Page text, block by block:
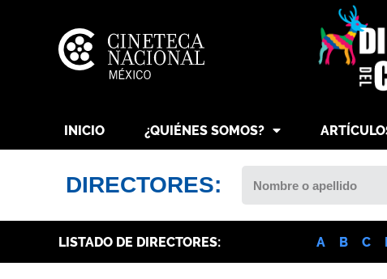
INICIO ¿QUIÉNES SOMOS?
DIRECTORES:
LISTADO DE DIRECTORES: A B C